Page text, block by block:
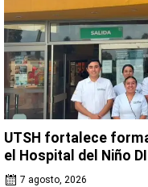
UTSH fortalece
el Hospital del Niño
7 agosto, 2026